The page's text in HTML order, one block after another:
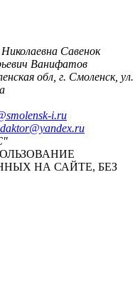
Савенок
Ванифатов
обл, г. Смоленск, ул.
i.ru
НА САЙТЕ, БЕЗ